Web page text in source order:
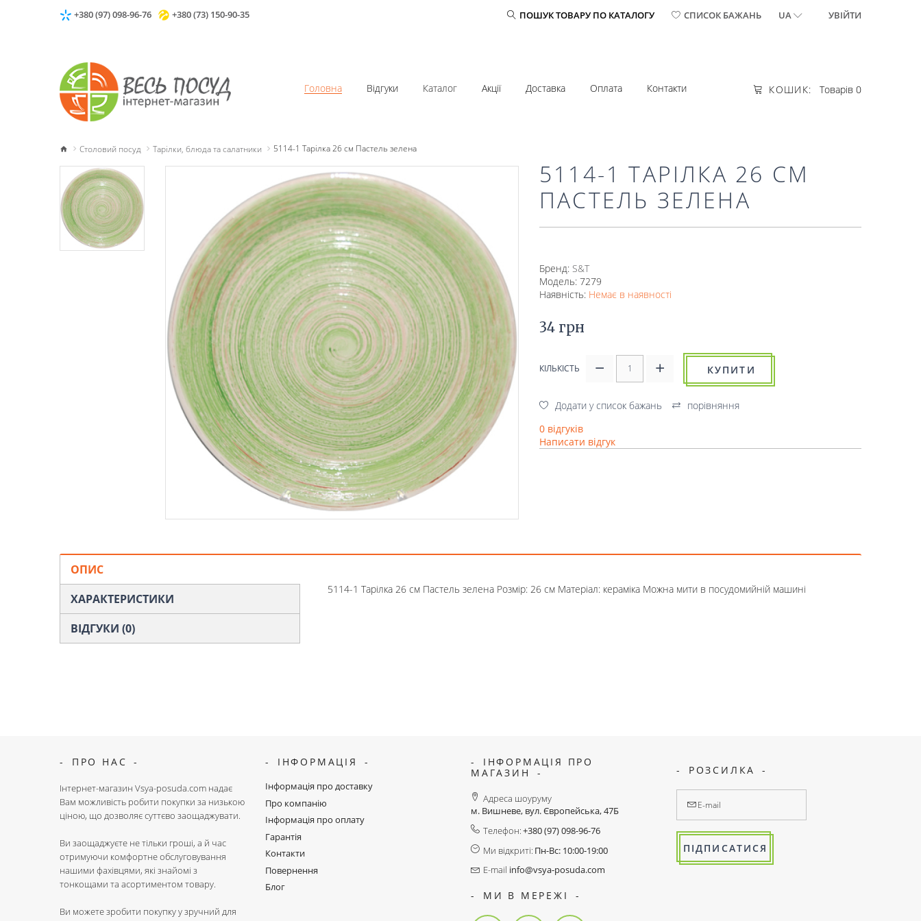
+380 (97) 098-96-76 +380 (73) 150-90-35 ПОШУК ТОВАРУ ПО КАТАЛОГУ СПИСОК БАЖАНЬ UA УВІЙТИ
КОШИК: Товарів 0
Головна Відгуки Каталог Акції Доставка Оплата Контакти
Столовий посуд Тарілки, блюда та салатники 5114-1 Тарілка 26 см Пастель зелена
5114-1 ТАРІЛКА 26 СМ
ПАСТЕЛЬ ЗЕЛЕНА
Бренд: S&T
Модель: 7279
Наявність: Немає в наявності
34 грн
КІЛЬКІСТЬ КУПИТИ
Додати у список бажань
порівняння
0 відгуків
Написати відгук
ОПИС
ХАРАКТЕРИСТИКИ
ВІДГУКИ (0)
5114-1 Тарілка 26 см Пастель зелена Розмір: 26 см Матеріал: кераміка Можна мити в посудомийній машині
ПРО НАС
Інтернет-магазин Vsya-posuda.com надає
Вам можливість робити покупки за низькою
ціною, що дозволяє суттєво заощаджувати.
Ви заощаджуєте не тільки гроші, а й час
отримуючи комфортне обслуговування
нашими фахівцями, які знайомі з
тонкощами та асортиментом товару.
Ви можете зробити покупку у зручний для
ІНФОРМАЦІЯ
Інформація про доставку
Про компанію
Інформація про оплату
Гарантія
Контакти
Повернення
Блог
ІНФОРМАЦІЯ ПРО
МАГАЗИН
Адреса шоуруму
м. Вишневе, вул. Європейська, 47Б
Телефон:+380 (97) 098-96-76
Ми відкриті: Пн-Вс: 10:00-19:00
E-mail info@vsya-posuda.com
МИ В МЕРЕЖІ
РОЗСИЛКА
ПІДПИСАТИСЯ